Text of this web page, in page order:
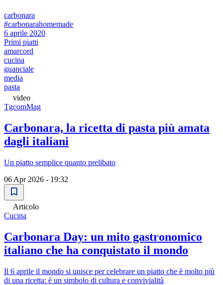
carbonara
#carbonarahomemade
6 aprile 2020
Primi piatti
amarcord
cucina
guanciale
media
pasta
video
TgcomMag
Carbonara, la ricetta di pasta più amata
dagli italiani
Un piatto semplice quanto prelibato
06 Apr 2026 - 19:32
Articolo
Cucina
Carbonara Day: un mito gastronomico
italiano che ha conquistato il mondo
Il 6 aprile il mondo si unisce per celebrare un piatto che è molto più
di una ricetta: è un simbolo di cultura e convivialità